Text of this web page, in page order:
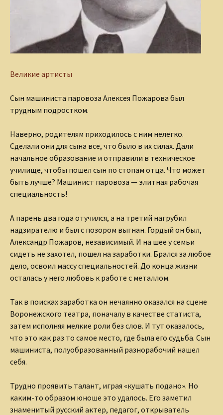
Великие артисты
Сын машиниста паровоза Алексея Пожарова был
трудным подростком.
Наверно, родителям приходилось с ним нелегко.
Сделали они для сына все, что было в их силах. Дали
начальное образование и отправили в техническое
училище, чтобы пошел сын по стопам отца. Что может
быть лучше? Машинист паровоза — элитная рабочая
специальность!
А парень два года отучился, а на третий нагрубил
надзирателю и был с позором выгнан. Гордый он был,
Александр Пожаров, независимый. И на шее у семьи
сидеть не захотел, пошел на заработки. Брался за любое
дело, освоил массу специальностей. До конца жизни
осталась у него любовь к работе с металлом.
Так в поисках заработка он нечаянно оказался на сцене
Воронежского театра, поначалу в качестве статиста,
затем исполняя мелкие роли без слов. И тут оказалось,
что это как раз то самое место, где была его судьба. Сын
машиниста, полуобразованный разнорабочий нашел
себя.
Трудно проявить талант, играя «кушать подано». Но
каким-то образом юноше это удалось. Его заметил
знаменитый русский актер, педагог, открыватель